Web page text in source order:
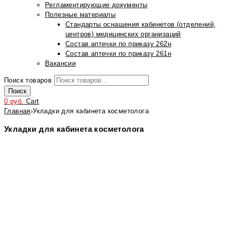
Регламентирующие документы
Полезные материалы
Стандарты оснащения кабинетов (отделений,
центров) медицинских организаций
Состав аптечки по приказу 262н
Состав аптечки по приказу 261н
Вакансии
Поиск товаров
Поиск
0 руб. Cart
Главная›Укладки для кабинета косметолога
Укладки для кабинета косметолога